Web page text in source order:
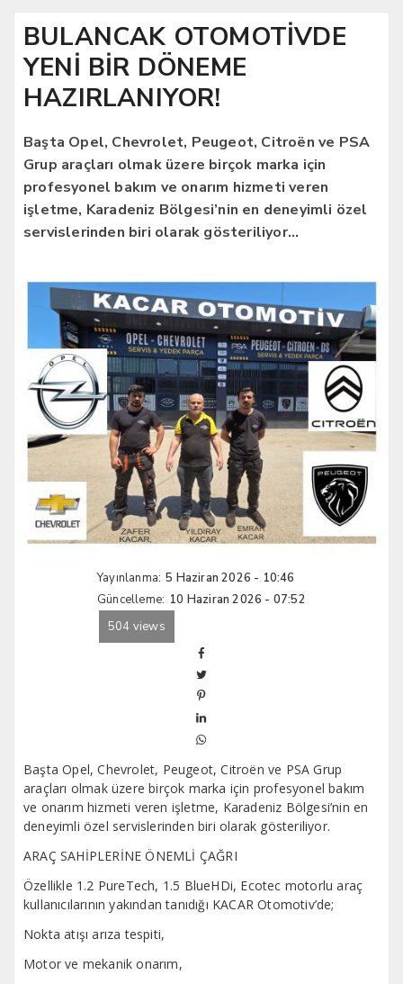
BULANCAK OTOMOTİVDE
YENİ BİR DÖNEME
HAZIRLANIYOR!
Başta Opel, Chevrolet, Peugeot, Citroën ve PSA
Grup araçları olmak üzere birçok marka için
profesyonel bakım ve onarım hizmeti veren
işletme, Karadeniz Bölgesi’nin en deneyimli özel
servislerinden biri olarak gösteriliyor…
Yayınlanma: 5 Haziran 2026 - 10:46
Güncelleme: 10 Haziran 2026 - 07:52
504 views
Başta Opel, Chevrolet, Peugeot, Citroën ve PSA Grup
araçları olmak üzere birçok marka için profesyonel bakım
ve onarım hizmeti veren işletme, Karadeniz Bölgesi’nin en
deneyimli özel servislerinden biri olarak gösteriliyor.
ARAÇ SAHİPLERİNE ÖNEMLİ ÇAĞRI
Özellikle 1.2 PureTech, 1.5 BlueHDi, Ecotec motorlu araç
kullanıcılarının yakından tanıdığı KACAR Otomotiv’de;
Nokta atışı arıza tespiti,
Motor ve mekanik onarım,